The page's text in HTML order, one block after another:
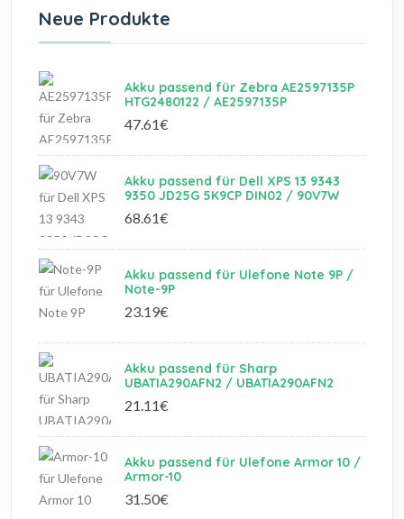
Neue Produkte
Akku passend für Zebra AE2597135P
HTG2480122 / AE2597135P
47.61€
Akku passend für Dell XPS 13 9343
9350 JD25G 5K9CP DIN02 / 90V7W
68.61€
Akku passend für Ulefone Note 9P /
Note-9P
23.19€
Akku passend für Sharp
UBATIA290AFN2 / UBATIA290AFN2
21.11€
Akku passend für Ulefone Armor 10 /
Armor-10
31.50€